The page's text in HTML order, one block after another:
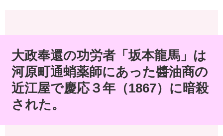
大政奉還の功労者「坂本龍馬」は
河原町通蛸薬師にあった醬油商の
近江屋で慶応３年（1867）に暗殺
された。